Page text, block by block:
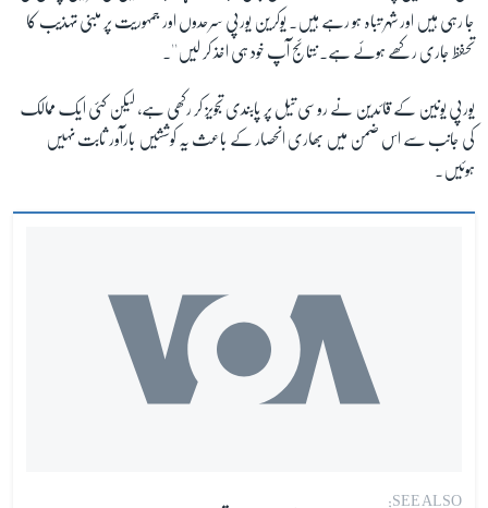
جا رہی ہیں اور شہر تباہ ہو رہے ہیں۔ یوکرین یورپی سرحدوں اور جمہوریت پر مبنی تہذیب کا
تحفظ جاری رکھے ہوئے ہے۔ نتائج آپ خود ہی اخذ کر لیں''۔
یورپی یونین کے قائدین نے روسی تیل پر پابندی تجویز کر رکھی ہے، لیکن کئی ایک ممالک
کی جانب سے اس ضمن میں بھاری انحصار کے باعث یہ کوششیں بارآور ثابت نہیں
ہوئیں۔
SEE ALSO: